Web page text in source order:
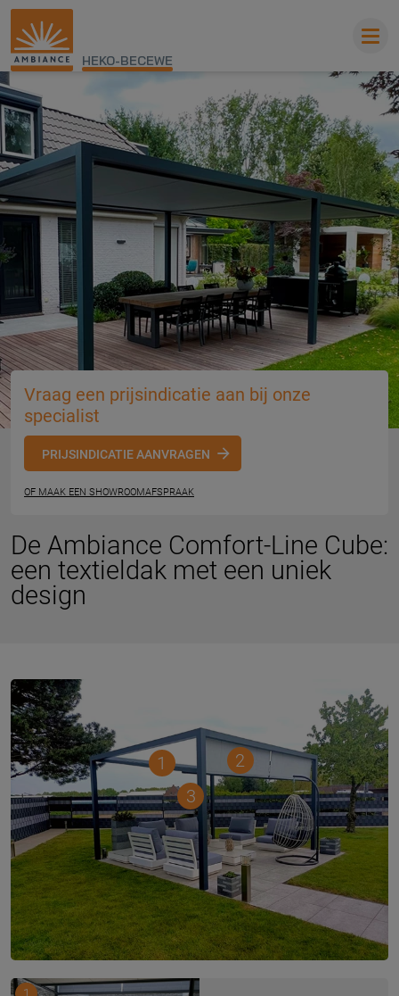
HEKO-BECEWE
Vraag een prijsindicatie aan bij onze
specialist
PRIJSINDICATIE AANVRAGEN
OF MAAK EEN SHOWROOMAFSPRAAK
De Ambiance Comfort-Line Cube:
een textieldak met een uniek
design
1
2
3